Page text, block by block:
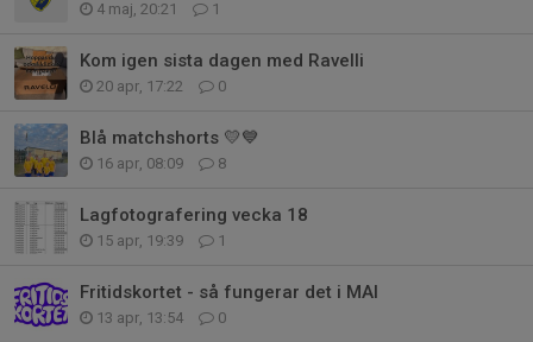
4 maj, 20:21 1
Kom igen sista dagen med Ravelli
20 apr, 17:22 0
Blå matchshorts 💛💙
16 apr, 08:09 8
Lagfotografering vecka 18
15 apr, 19:39 1
Fritidskortet - så fungerar det i MAI
13 apr, 13:54 0